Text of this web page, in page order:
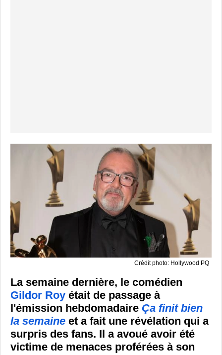
Crédit photo: Hollywood PQ
La semaine dernière, le comédien
Gildor Roy était de passage à
l'émission hebdomadaire Ça finit bien
la semaine et a fait une révélation qui a
surpris des fans. Il a avoué avoir été
victime de menaces proférées à son